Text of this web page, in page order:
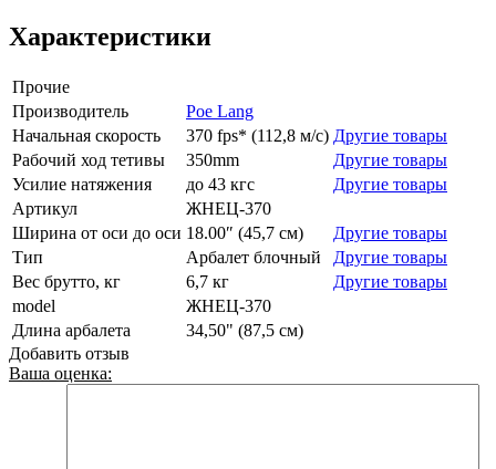
Характеристики
Прочие
Производитель
Poe Lang
Начальная скорость
370 fps* (112,8 м/с) Другие товары
Рабочий ход тетивы
350mm
Другие товары
Усилие натяжения
до 43 кгс
Другие товары
Артикул
ЖНЕЦ-370
Ширина от оси до оси 18.00″ (45,7 см)
Другие товары
Тип
Арбалет блочный
Другие товары
Вес брутто, кг
6,7 кг
Другие товары
model
ЖНЕЦ-370
Длина арбалета
34,50" (87,5 см)
Добавить отзыв
Ваша оценка: